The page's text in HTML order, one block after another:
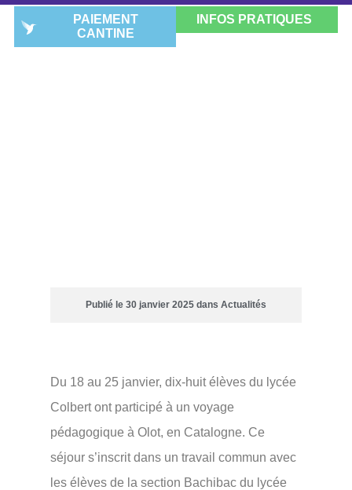
PAIEMENT
CANTINE
INFOS PRATIQUES
Publié le 30 janvier 2025 dans Actualités
Du 18 au 25 janvier, dix-huit élèves du lycée
Colbert ont participé à un voyage
pédagogique à Olot, en Catalogne. Ce
séjour s’inscrit dans un travail commun avec
les élèves de la section Bachibac du lycée